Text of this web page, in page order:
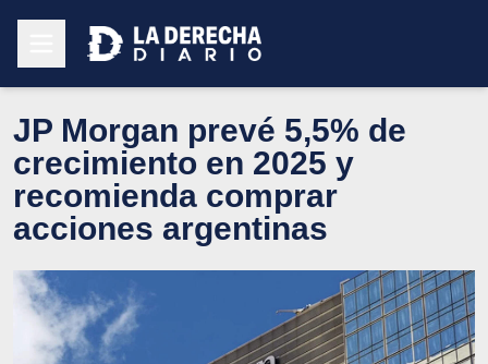
JP Morgan prevé 5,5% de
crecimiento en 2025 y
recomienda comprar
acciones argentinas